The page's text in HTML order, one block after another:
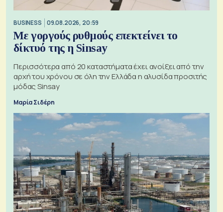
BUSINESS 09.08.2026, 20:59
Με γοργούς ρυθμούς επεκτείνει το
δίκτυό της η Sinsay
Περισσότερα από 20 καταστήματα έχει ανοίξει από την
αρχή του χρόνου σε όλη την Ελλάδα η αλυσίδα προσιτής
μόδας Sinsay
Μαρία Σιδέρη